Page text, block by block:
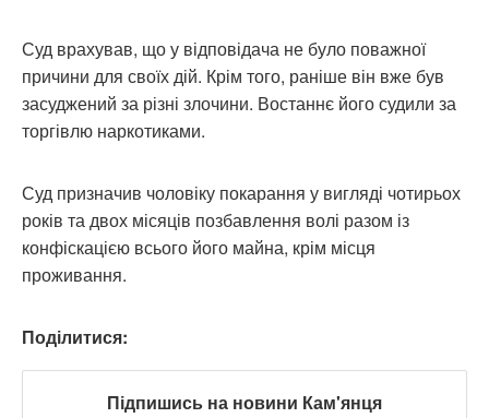
Суд врахував, що у відповідача не було поважної
причини для своїх дій. Крім того, раніше він вже був
засуджений за різні злочини. Востаннє його судили за
торгівлю наркотиками.
Суд призначив чоловіку покарання у вигляді чотирьох
років та двох місяців позбавлення волі разом із
конфіскацією всього його майна, крім місця
проживання.
Поділитися:
Підпишись на новини Кам'янця